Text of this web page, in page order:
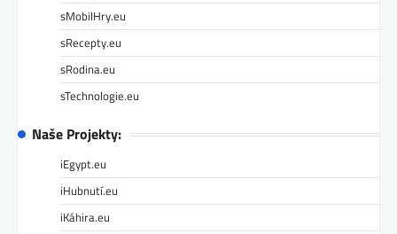
sMobilHry.eu
sRecepty.eu
sRodina.eu
sTechnologie.eu
Naše Projekty:
iEgypt.eu
iHubnutí.eu
iKáhira.eu